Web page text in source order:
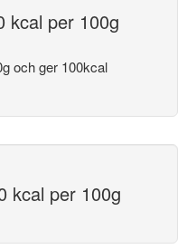
kcal per 100g
och ger 100kcal
kcal per 100g